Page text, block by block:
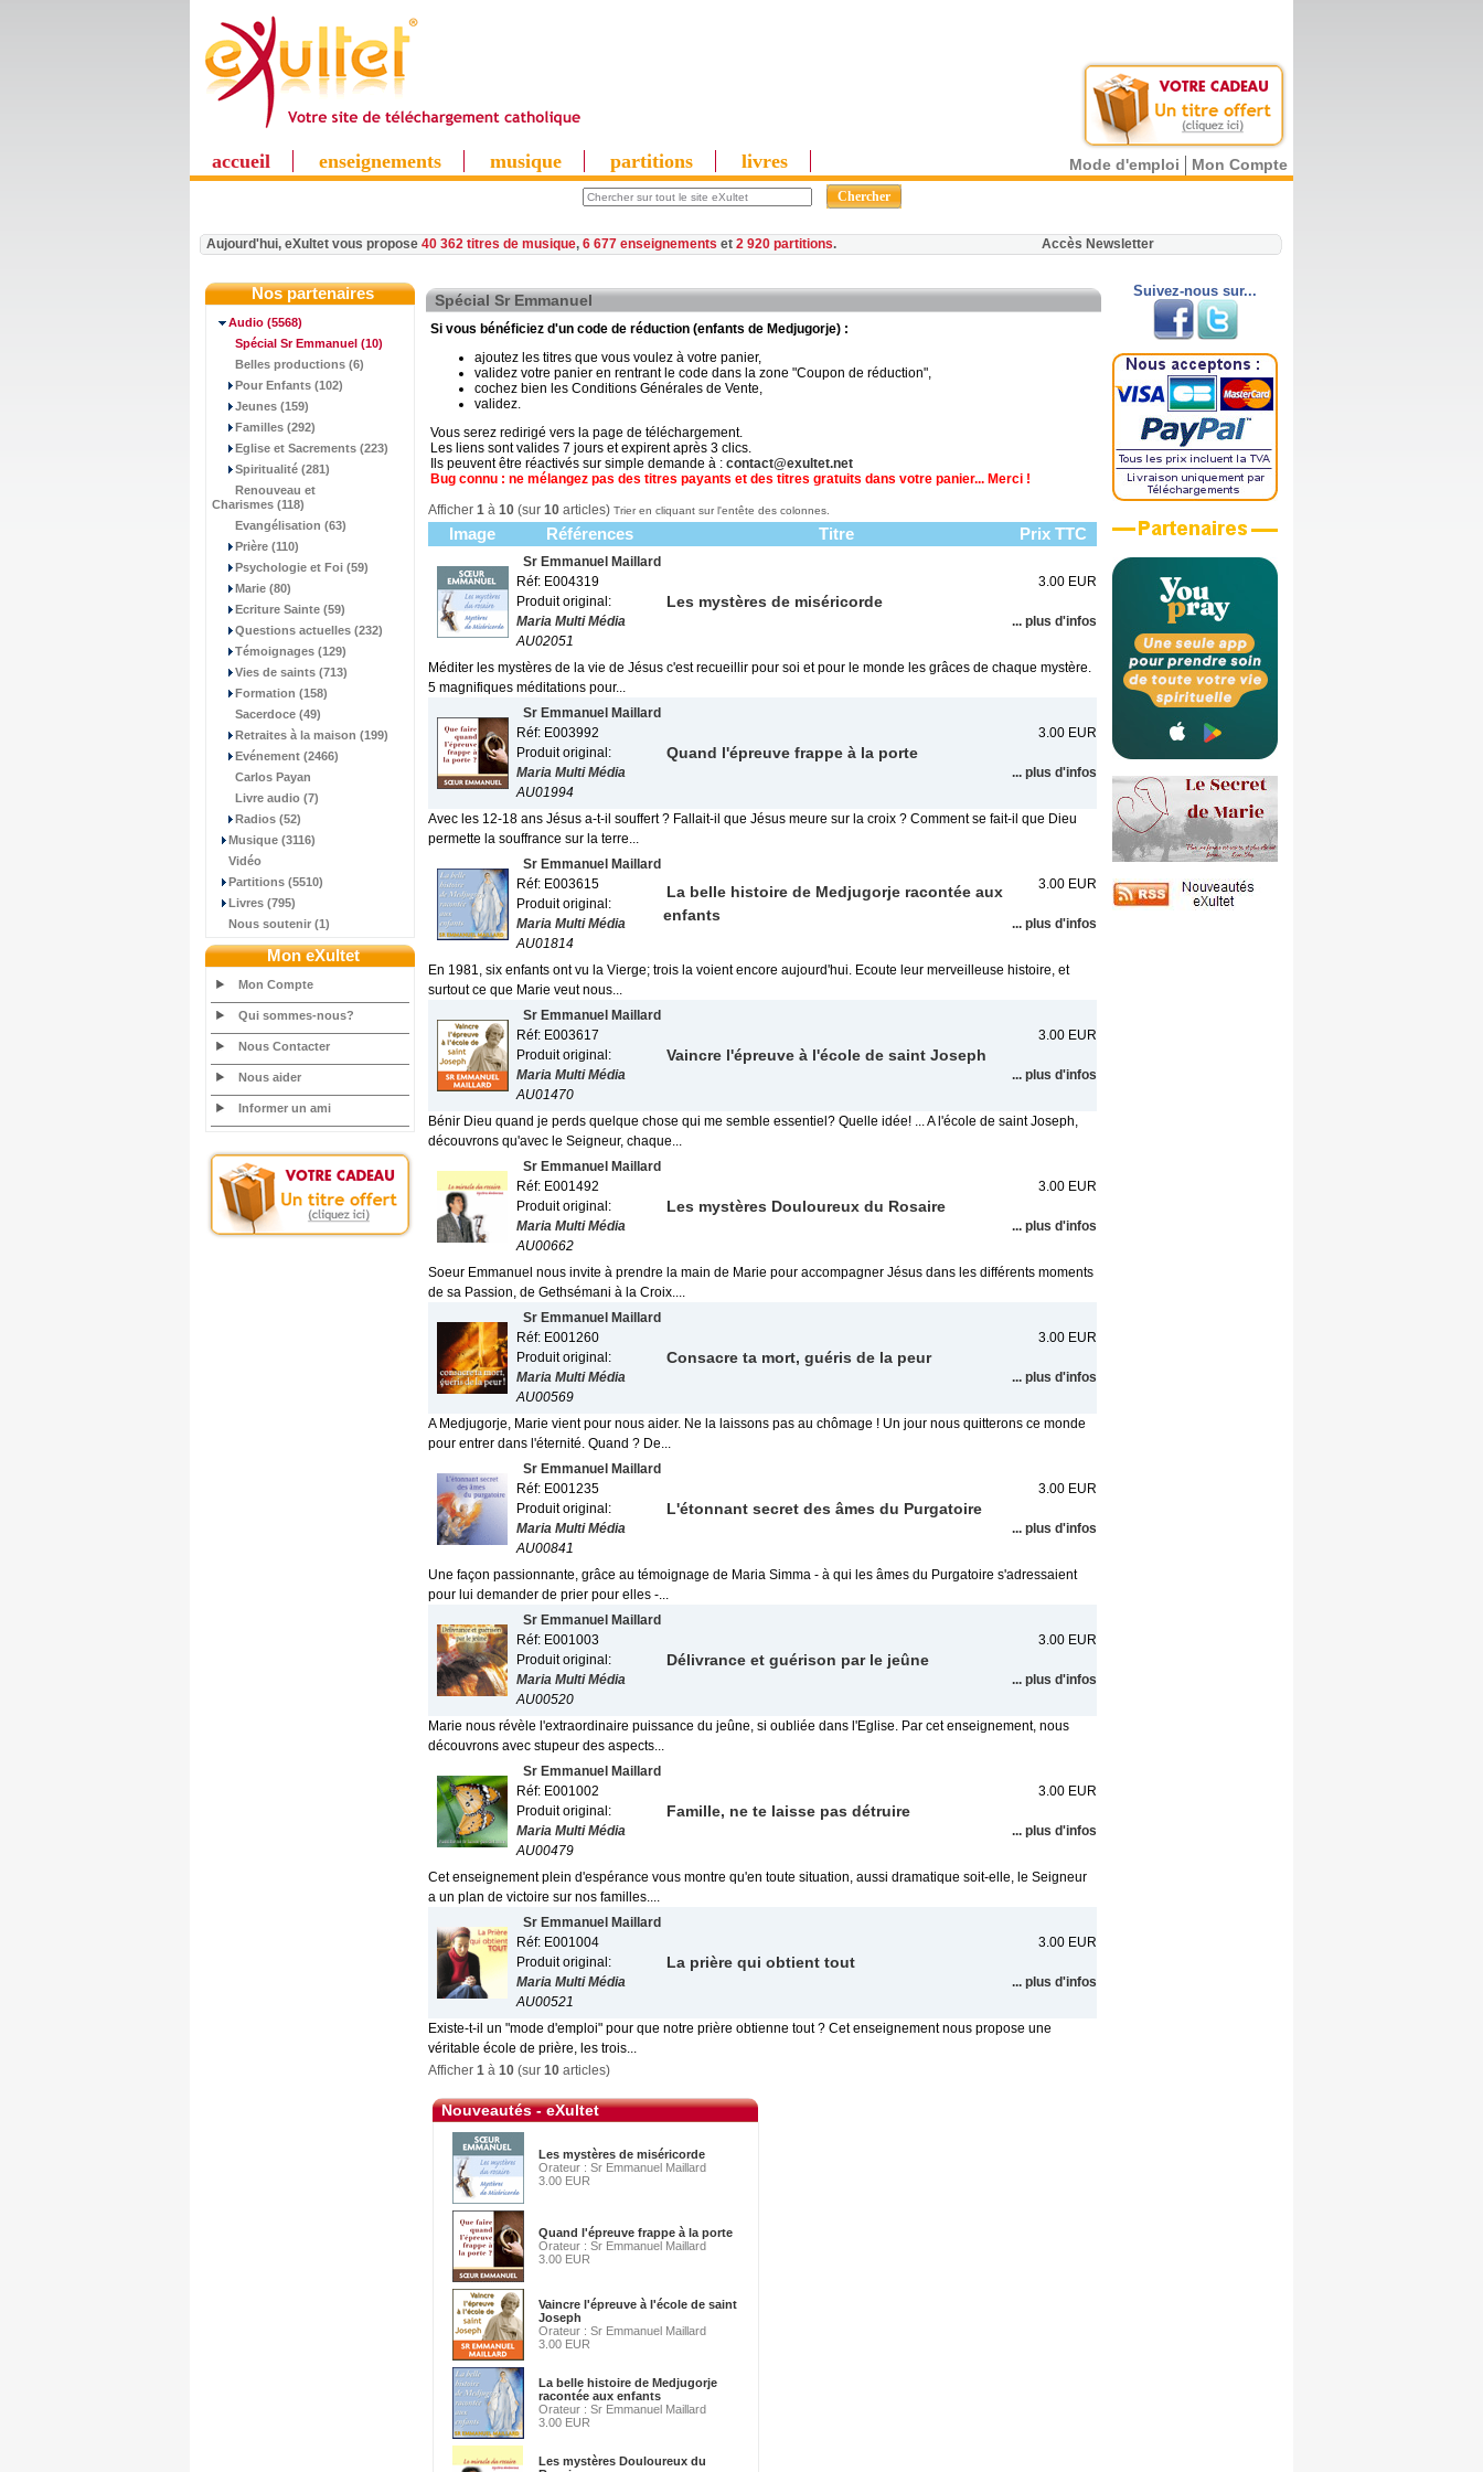
accueil enseignements musique partitions livres Mode d'emploi Mon Compte
Aujourd'hui, eXultet vous propose 40 362 titres de musique, 6 677 enseignements et 2 920 partitions. Accès Newsletter
Nos partenaires
Audio (5568)
Spécial Sr Emmanuel (10)
Belles productions (6)
Pour Enfants (102)
Jeunes (159)
Familles (292)
Eglise et Sacrements (223)
Spiritualité (281)
Renouveau et
Charismes (118)
Evangélisation (63)
Prière (110)
Psychologie et Foi (59)
Marie (80)
Ecriture Sainte (59)
Questions actuelles (232)
Témoignages (129)
Vies de saints (713)
Formation (158)
Sacerdoce (49)
Retraites à la maison (199)
Evénement (2466)
Carlos Payan
Livre audio (7)
Radios (52)
Musique (3116)
Vidéo
Partitions (5510)
Livres (795)
Nous soutenir (1)
Mon eXultet
Mon Compte
Qui sommes-nous?
Nous Contacter
Nous aider
Informer un ami
Spécial Sr Emmanuel
Si vous bénéficiez d'un code de réduction (enfants de Medjugorje) :
ajoutez les titres que vous voulez à votre panier,
validez votre panier en rentrant le code dans la zone "Coupon de réduction",
cochez bien les Conditions Générales de Vente,
validez.
Vous serez redirigé vers la page de téléchargement.
Les liens sont valides 7 jours et expirent après 3 clics.
Ils peuvent être réactivés sur simple demande à : contact@exultet.net
Bug connu : ne mélangez pas des titres payants et des titres gratuits dans votre panier... Merci !
Afficher 1 à 10 (sur 10 articles) Trier en cliquant sur l'entête des colonnes.
Image Références Titre Prix TTC
Sr Emmanuel Maillard
Réf: E004319
Produit original:
Maria Multi Média
AU02051
Les mystères de miséricorde
3.00 EUR
... plus d'infos
Méditer les mystères de la vie de Jésus c'est recueillir pour soi et pour le monde les grâces de chaque mystère.
5 magnifiques méditations pour...
Sr Emmanuel Maillard
Réf: E003992
Produit original:
Maria Multi Média
AU01994
Quand l'épreuve frappe à la porte
3.00 EUR
... plus d'infos
Avec les 12-18 ans Jésus a-t-il souffert ? Fallait-il que Jésus meure sur la croix ? Comment se fait-il que Dieu
permette la souffrance sur la terre...
Sr Emmanuel Maillard
Réf: E003615
Produit original:
Maria Multi Média
AU01814
La belle histoire de Medjugorje racontée aux
enfants
3.00 EUR
... plus d'infos
En 1981, six enfants ont vu la Vierge; trois la voient encore aujourd'hui. Ecoute leur merveilleuse histoire, et
surtout ce que Marie veut nous...
Sr Emmanuel Maillard
Réf: E003617
Produit original:
Maria Multi Média
AU01470
Vaincre l'épreuve à l'école de saint Joseph
3.00 EUR
... plus d'infos
Bénir Dieu quand je perds quelque chose qui me semble essentiel? Quelle idée! ... A l'école de saint Joseph,
découvrons qu'avec le Seigneur, chaque...
Sr Emmanuel Maillard
Réf: E001492
Produit original:
Maria Multi Média
AU00662
Les mystères Douloureux du Rosaire
3.00 EUR
... plus d'infos
Soeur Emmanuel nous invite à prendre la main de Marie pour accompagner Jésus dans les différents moments
de sa Passion, de Gethsémani à la Croix....
Sr Emmanuel Maillard
Réf: E001260
Produit original:
Maria Multi Média
AU00569
Consacre ta mort, guéris de la peur
3.00 EUR
... plus d'infos
A Medjugorje, Marie vient pour nous aider. Ne la laissons pas au chômage ! Un jour nous quitterons ce monde
pour entrer dans l'éternité. Quand ? De...
Sr Emmanuel Maillard
Réf: E001235
Produit original:
Maria Multi Média
AU00841
L'étonnant secret des âmes du Purgatoire
3.00 EUR
... plus d'infos
Une façon passionnante, grâce au témoignage de Maria Simma - à qui les âmes du Purgatoire s'adressaient
pour lui demander de prier pour elles -...
Sr Emmanuel Maillard
Réf: E001003
Produit original:
Maria Multi Média
AU00520
Délivrance et guérison par le jeûne
3.00 EUR
... plus d'infos
Marie nous révèle l'extraordinaire puissance du jeûne, si oubliée dans l'Eglise. Par cet enseignement, nous
découvrons avec stupeur des aspects...
Sr Emmanuel Maillard
Réf: E001002
Produit original:
Maria Multi Média
AU00479
Famille, ne te laisse pas détruire
3.00 EUR
... plus d'infos
Cet enseignement plein d'espérance vous montre qu'en toute situation, aussi dramatique soit-elle, le Seigneur
a un plan de victoire sur nos familles....
Sr Emmanuel Maillard
Réf: E001004
Produit original:
Maria Multi Média
AU00521
La prière qui obtient tout
3.00 EUR
... plus d'infos
Existe-t-il un "mode d'emploi" pour que notre prière obtienne tout ? Cet enseignement nous propose une
véritable école de prière, les trois...
Afficher 1 à 10 (sur 10 articles)
Nouveautés - eXultet
Les mystères de miséricorde
Orateur : Sr Emmanuel Maillard
3.00 EUR
Quand l'épreuve frappe à la porte
Orateur : Sr Emmanuel Maillard
3.00 EUR
Vaincre l'épreuve à l'école de saint
Joseph
Orateur : Sr Emmanuel Maillard
3.00 EUR
La belle histoire de Medjugorje
racontée aux enfants
Orateur : Sr Emmanuel Maillard
3.00 EUR
Les mystères Douloureux du
Suivez-nous sur...